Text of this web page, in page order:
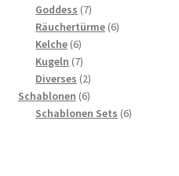
Goddess 77
Produkte
Räuchertürme 66
Kelche 66
Produkte
Kugeln 77
Produkte
Diverses 22
Produkte
Schablonen 66
Produkte
Schablonen Sets 66